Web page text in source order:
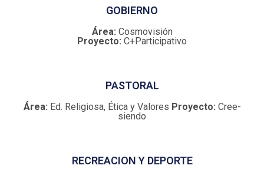
GOBIERNO
Área: Cosmovisión
Proyecto: C+Participativo
PASTORAL
Área: Ed. Religiosa, Ética y Valores Proyecto: Cree-
siendo
RECREACION Y DEPORTE